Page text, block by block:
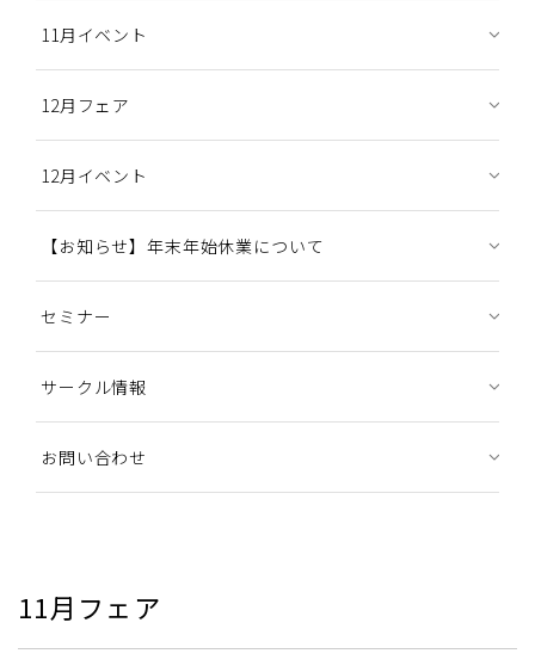
11月イベント
12月フェア
12月イベント
【お知らせ】年末年始休業について
セミナー
サークル情報
お問い合わせ
11月フェア